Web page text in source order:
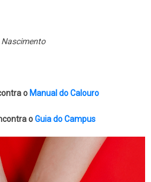
Nascimento
o Manual do Calouro
oGuia do Campus